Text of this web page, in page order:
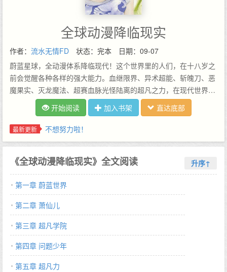
全球动漫降临现实
作者： 流水无情FD 状态：完本
日期：09-07
蔚蓝星球，全动漫体系降临现代！这个世界里的人们，在十八岁之
前会觉醒各种各样的强大能力。血继限界、异术超能、斩魄刀、恶
魔果实、灭龙魔法、超赛血脉光怪陆离的超凡之力，在现代世界全
面复苏！随之而来的还有未知的危机，暗流汹涌，波谲云诡，神秘
力量开始入侵！一个有欢笑有泪水的故事！…
开始阅读 加入书架 直达底部
最新更新 不想努力啦！
《全球动漫降临现实》全文阅读 升序↑
第一章 蔚蓝世界
第二章 萧仙儿
第三章 超凡学院
第四章 问题少年
第五章 超凡力